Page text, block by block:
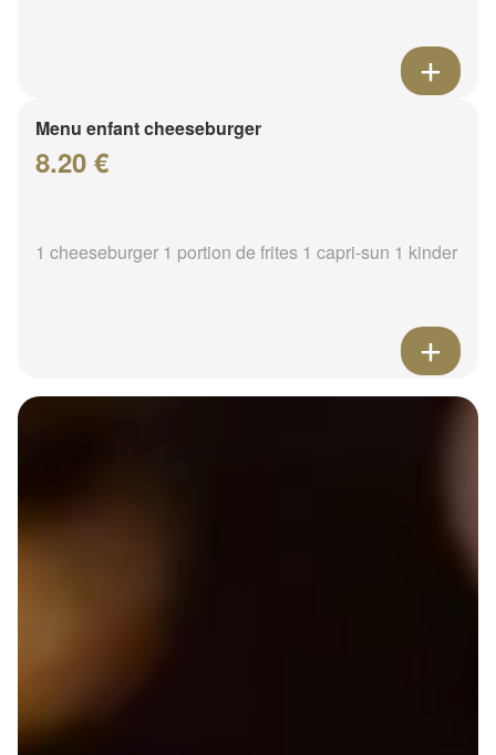
Menu enfant cheeseburger
8.20 €
1 cheeseburger 1 portion de frites 1 capri-sun 1 kinder